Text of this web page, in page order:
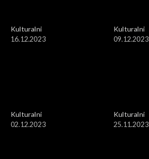
Kulturalni
16.12.2023
Kulturalni
09.12.2023
Kulturalni
02.12.2023
Kulturalni
25.11.2023